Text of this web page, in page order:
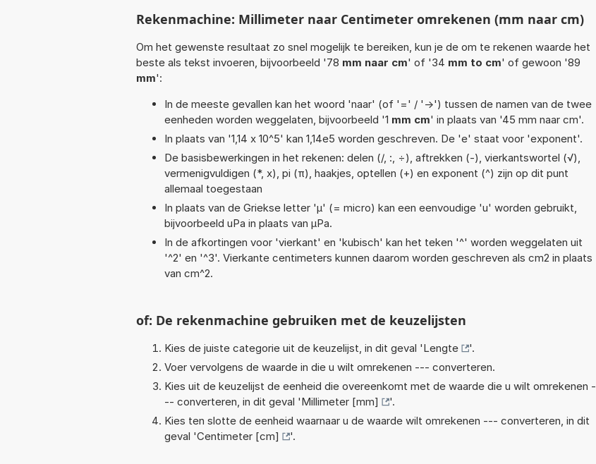
Rekenmachine: Millimeter naar Centimeter omrekenen (mm naar cm)
Om het gewenste resultaat zo snel mogelijk te bereiken, kun je de om te rekenen waarde het
beste als tekst invoeren, bijvoorbeeld '78 mm naar cm' of '34 mm to cm' of gewoon '89
mm':
In de meeste gevallen kan het woord 'naar' (of '=' / '->') tussen de namen van de twee
eenheden worden weggelaten, bijvoorbeeld '1 mm cm' in plaats van '45 mm naar cm'.
In plaats van '1,14 x 10^5' kan 1,14e5 worden geschreven. De 'e' staat voor 'exponent'.
De basisbewerkingen in het rekenen: delen (/, :, ÷), aftrekken (-), vierkantswortel (√),
vermenigvuldigen (*, x), pi (π), haakjes, optellen (+) en exponent (^) zijn op dit punt
allemaal toegestaan
In plaats van de Griekse letter 'µ' (= micro) kan een eenvoudige 'u' worden gebruikt,
bijvoorbeeld uPa in plaats van µPa.
In de afkortingen voor 'vierkant' en 'kubisch' kan het teken '^' worden weggelaten uit
'^2' en '^3'. Vierkante centimeters kunnen daarom worden geschreven als cm2 in plaats
van cm^2.
of: De rekenmachine gebruiken met de keuzelijsten
Kies de juiste categorie uit de keuzelijst, in dit geval 'Lengte
'.
Voer vervolgens de waarde in die u wilt omrekenen --- converteren.
Kies uit de keuzelijst de eenheid die overeenkomt met de waarde die u wilt omrekenen -
-- converteren, in dit geval 'Millimeter [mm]
'.
Kies ten slotte de eenheid waarnaar u de waarde wilt omrekenen --- converteren, in dit
geval 'Centimeter [cm] '.